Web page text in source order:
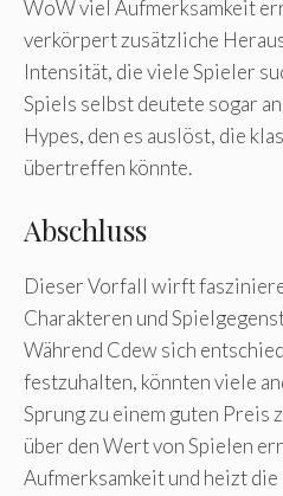
WoW viel Aufmerksamkeit
verkörpert zusätzliche
Intensität, die viele Spieler
Spiels selbst deutete sogar
Hypes, den es auslöst, die
übertreffen könnte.
Abschluss
Dieser Vorfall wirft
Charakteren und
Während Cdew sich
festzuhalten, könnten viele
Sprung zu einem guten Preis
über den Wert von Spielen
Aufmerksamkeit und heizt